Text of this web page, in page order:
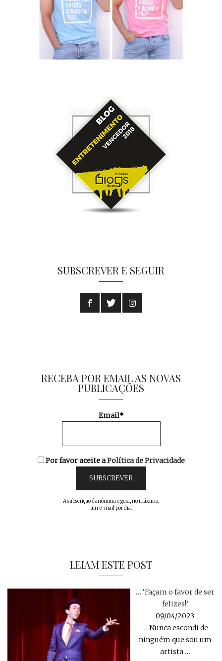
SUBSCREVER E SEGUIR
RECEBA POR EMAIL AS NOVAS
PUBLICAÇÕES
Email*
Por favor aceite aPolítica de Privacidade
A subscrição é anónima e gera, no máximo,
um e-mail por dia.
LEIAM ESTE POST
… ‘Façam o favor de ser
felizes!’
09/04/2023
… Nunca escondi de
ninguém que sou um
artista…